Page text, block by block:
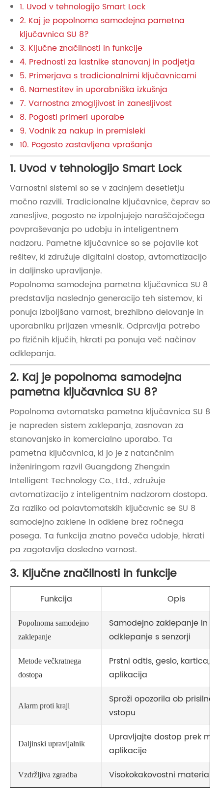
1. Uvod v tehnologijo Smart Lock
2. Kaj je popolnoma samodejna pametna
ključavnica SU 8?
3. Ključne značilnosti in funkcije
4. Prednosti za lastnike stanovanj in podjetja
5. Primerjava s tradicionalnimi ključavnicami
6. Namestitev in uporabniška izkušnja
7. Varnostna zmogljivost in zanesljivost
8. Pogosti primeri uporabe
9. Vodnik za nakup in premisleki
10. Pogosto zastavljena vprašanja
1. Uvod v tehnologijo Smart Lock
Varnostni sistemi so se v zadnjem desetletju
močno razvili. Tradicionalne ključavnice, čeprav so
zanesljive, pogosto ne izpolnjujejo naraščajočega
povpraševanja po udobju in inteligentnem
nadzoru. Pametne ključavnice so se pojavile kot
rešitev, ki združuje digitalni dostop, avtomatizacijo
in daljinsko upravljanje.
Popolnoma samodejna pametna ključavnica SU 8
predstavlja naslednjo generacijo teh sistemov, ki
ponuja izboljšano varnost, brezhibno delovanje in
uporabniku prijazen vmesnik. Odpravlja potrebo
po fizičnih ključih, hkrati pa ponuja več načinov
odklepanja.
2. Kaj je popolnoma samodejna
pametna ključavnica SU 8?
Popolnoma avtomatska pametna ključavnica SU 8
je napreden sistem zaklepanja, zasnovan za
stanovanjsko in komercialno uporabo. Ta
pametna ključavnica, ki jo je z natančnim
inženiringom razvil Guangdong Zhengxin
Intelligent Technology Co., Ltd., združuje
avtomatizacijo z inteligentnim nadzorom dostopa.
Za razliko od polavtomatskih ključavnic se SU 8
samodejno zaklene in odklene brez ročnega
posega. Ta funkcija znatno poveča udobje, hkrati
pa zagotavlja dosledno varnost.
3. Ključne značilnosti in funkcije
Funkcija Opis
Popolnoma samodejno
zaklepanje
Samodejno zaklepanje in
odklepanje s senzorji
Metode večkratnega
dostopa
Prstni odtis, geslo, kartica,
aplikacija
Alarm proti kraji
Sproži opozorila ob
vstopu
Daljinski upravljalnik
Upravljajte dostop prek
aplikacije
Vzdržljiva zgradba Visokokakovostni materiali